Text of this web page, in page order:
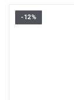
-12%